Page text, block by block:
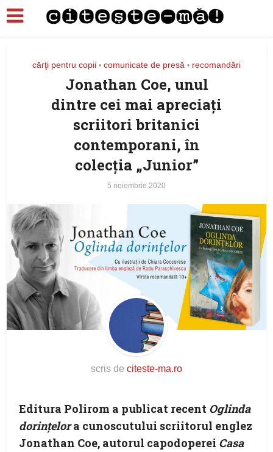
cărţi pentru copii • comunicate de presă • recomandări
Jonathan Coe, unul
dintre cei mai apreciaţi
scriitori britanici
contemporani, în
colecția „Junior”
5 noiembrie 2020
scris de citeste-ma.ro
Editura Polirom a publicat recent Oglinda
dorinţelora cunoscutului scriitorul englez
Jonathan Coe, autorul capodoperei Casa